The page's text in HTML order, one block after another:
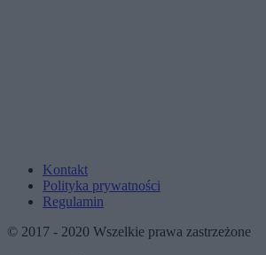
Kontakt
Polityka prywatności
Regulamin
© 2017 - 2020 Wszelkie prawa zastrzeżone